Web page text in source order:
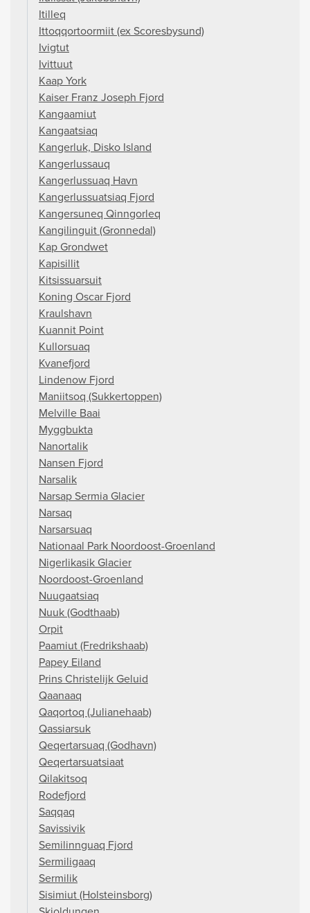
Itilleq
Ittoqqortoormiit (ex Scoresbysund)
Ivigtut
Ivittuut
Kaap York
Kaiser Franz Joseph Fjord
Kangaamiut
Kangaatsiaq
Kangerluk, Disko Island
Kangerlussauq
Kangerlussuaq Havn
Kangerlussuatsiaq Fjord
Kangersuneq Qinngorleq
Kangilinguit (Gronnedal)
Kap Grondwet
Kapisillit
Kitsissuarsuit
Koning Oscar Fjord
Kraulshavn
Kuannit Point
Kullorsuaq
Kvanefjord
Lindenow Fjord
Maniitsoq (Sukkertoppen)
Melville Baai
Myggbukta
Nanortalik
Nansen Fjord
Narsalik
Narsap Sermia Glacier
Narsaq
Narsarsuaq
Nationaal Park Noordoost-Groenland
Nigerlikasik Glacier
Noordoost-Groenland
Nuugaatsiaq
Nuuk (Godthaab)
Orpit
Paamiut (Fredrikshaab)
Papey Eiland
Prins Christelijk Geluid
Qaanaaq
Qaqortoq (Julianehaab)
Qassiarsuk
Qeqertarsuaq (Godhavn)
Qeqertarsuatsiaat
Qilakitsoq
Rodefjord
Saqqaq
Savissivik
Semilinnguaq Fjord
Sermiligaaq
Sermilik
Sisimiut (Holsteinsborg)